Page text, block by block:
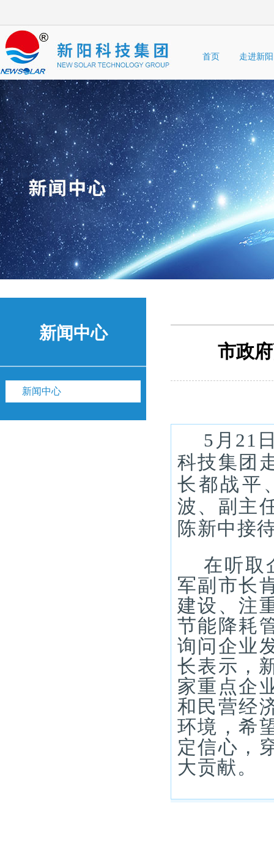
首页 走进新阳
新闻中心
新闻中心
市政
5月21
科技集团
长都战平
波、副主
陈新中接
在听取
军副市长
建设、注
节能降耗
询问企业
长表示，
家重点企
和民营经
环境，希
定信心，
大贡献。